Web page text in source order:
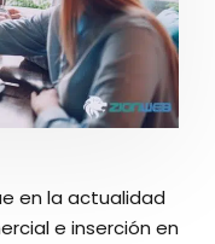
en la actualidad
e inserción en